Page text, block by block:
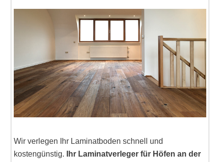
Wir verlegen Ihr Laminatboden schnell und
kostengünstig.
Ihr Laminatverleger für Höfen an der